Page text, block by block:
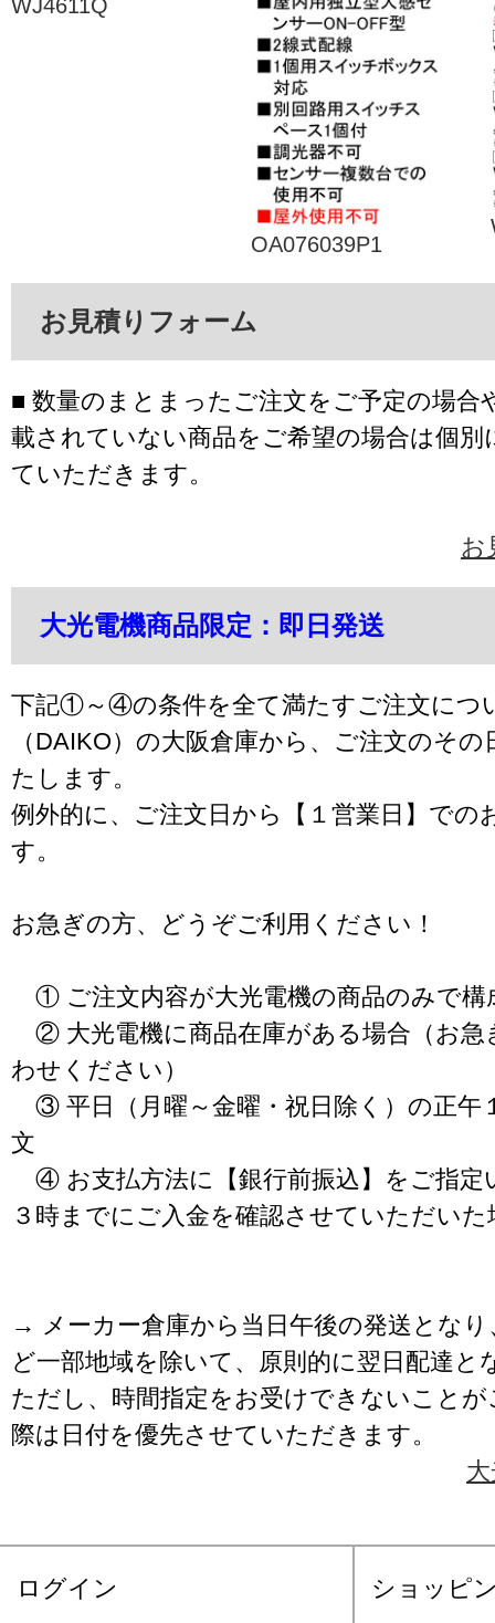
WJ4611Q
OA076039P1
お見積りフォーム
■ 数量のまとまったご注文をご予定の場合
載されていない商品をご希望の場合は個別
ていただきます。
お
大光電機商品限定：即日発送
下記①～④の条件を全て満たすご注文につ
（DAIKO）の大阪倉庫から、ご注文のそ
たします。
例外的に、ご注文日から【１営業日】での
す。
お急ぎの方、どうぞご利用ください！
① ご注文内容が大光電機の商品のみで構
② 大光電機に商品在庫がある場合（お急
わせください）
③ 平日（月曜～金曜・祝日除く）の正午
文
④ お支払方法に【銀行前振込】をご指定
３時までにご入金を確認させていただいた
→ メーカー倉庫から当日午後の発送となり
ど一部地域を除いて、原則的に翌日配達と
ただし、時間指定をお受けできないこと
際は日付を優先させていただきます。
ログイン ショッピ